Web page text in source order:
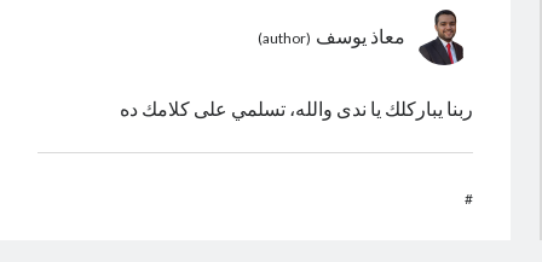
معاذ يوسف
ربنا يباركلك يا ندى والله، تسلمي على كلامك ده
#